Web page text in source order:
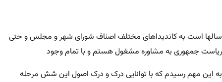
سالها است به کاندیداهای مختلف اصناف شورای شهر و مجلس و حتی
ریاست جمهوری به مشاوره مشغول هستم و با تمام وجود
به این مهم رسیدم که با توانایی درک و درک اصول این شش مرحله